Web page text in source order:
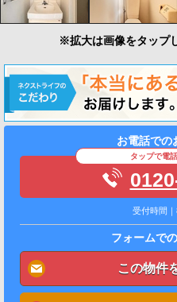
※拡大は画像をタップ
お電話での
タップで電
受付時間
フォームで
この物件